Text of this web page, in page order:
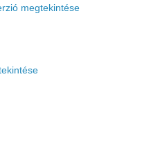
megtekintése